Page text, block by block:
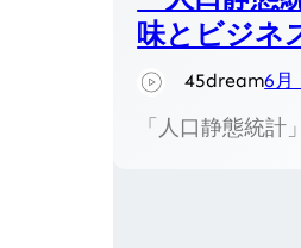
味とビジネ
45dream6月
「人口静態統計